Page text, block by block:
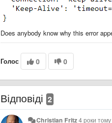
Does anybody know why this error
Голос 0 0
Відповіді 2
Christian Fritz4 роки тому